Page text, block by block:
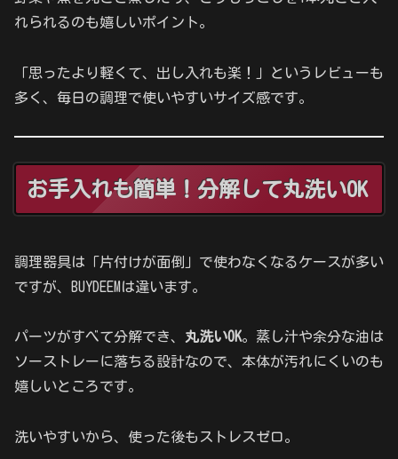
れられるのも嬉しいポイント。
「思ったより軽くて、出し入れも楽！」というレビューも
多く、毎日の調理で使いやすいサイズ感です。
お手入れも簡単！分解して丸洗いOK
調理器具は「片付けが面倒」で使わなくなるケースが多い
ですが、BUYDEEMは違います。
パーツがすべて分解でき、 丸洗いOK。蒸し汁や余分な油は
ソーストレーに落ちる設計なので、本体が汚れにくいのも
嬉しいところです。
洗いやすいから、使った後もストレスゼロ。